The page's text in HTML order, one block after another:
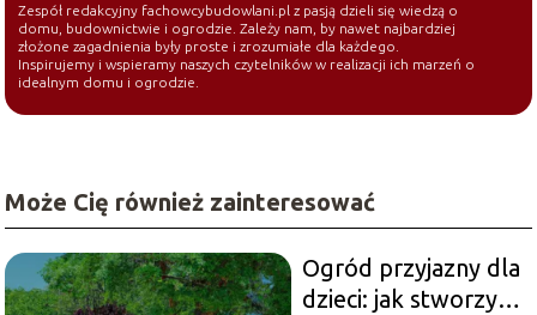
Zespół redakcyjny fachowcybudowlani.pl z pasją dzieli się wiedzą o
domu, budownictwie i ogrodzie. Zależy nam, by nawet najbardziej
złożone zagadnienia były proste i zrozumiałe dla każdego.
Inspirujemy i wspieramy naszych czytelników w realizacji ich marzeń o
idealnym domu i ogrodzie.
Może Cię również zainteresować
Ogród przyjazny dla
dzieci: jak stworzyć